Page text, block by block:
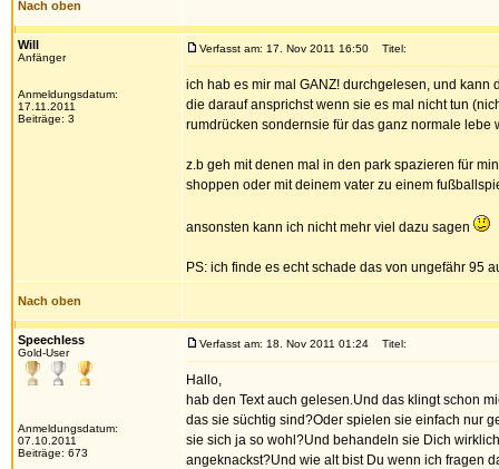
Nach oben
Will
Anfänger
Anmeldungsdatum:
17.11.2011
Beiträge: 3
Verfasst am: 17. Nov 2011 16:50 Titel:
ich hab es mir mal GANZ! durchgelesen, und
die darauf ansprichst wenn sie es mal nicht tun
rumdrücken sondernsie für das ganz normale lebe
z.b geh mit denen mal in den park spazieren für
shoppen oder mit deinem vater zu einem
ansonsten kann ich nicht mehr viel dazu sagen
PS: ich finde es echt schade das von ungefähr 95
Nach oben
Speechless
Gold-User
Anmeldungsdatum:
07.10.2011
Beiträge: 673
Verfasst am: 18. Nov 2011 01:24 Titel:
Hallo,
hab den Text auch gelesen.Und das klingt schon
das sie süchtig sind?Oder spielen sie einfach nur
sie sich ja so wohl?Und behandeln sie Dich
angeknackst?Und wie alt bist Du wenn ich fragen